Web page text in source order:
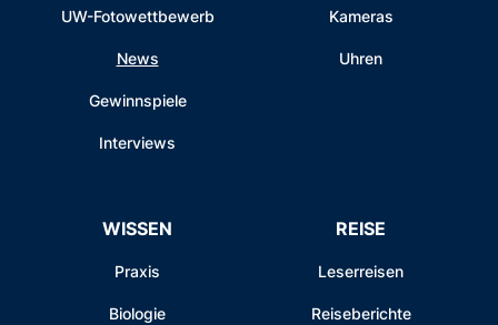
UW-Fotowettbewerb
News
Gewinnspiele
Interviews
Kameras
Uhren
WISSEN
Praxis
Biologie
REISE
Leserreisen
Reiseberichte